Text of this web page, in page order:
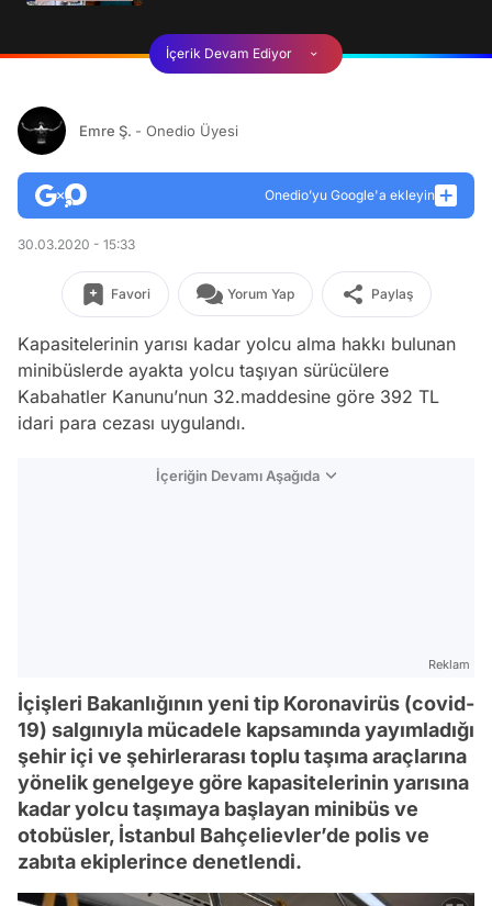
İçerik Devam Ediyor
Emre Ş. - Onedio Üyesi
Onedio’yu Google'a ekleyin
30.03.2020 - 15:33
Favori Yorum Yap Paylaş
Kapasitelerinin yarısı kadar yolcu alma hakkı bulunan
minibüslerde ayakta yolcu taşıyan sürücülere
Kabahatler Kanunu’nun 32.maddesine göre 392 TL
idari para cezası uygulandı.
İçeriğin Devamı Aşağıda
Reklam
İçişleri Bakanlığının yeni tip Koronavirüs (covid-
19) salgınıyla mücadele kapsamında yayımladığı
şehir içi ve şehirlerarası toplu taşıma araçlarına
yönelik genelgeye göre kapasitelerinin yarısına
kadar yolcu taşımaya başlayan minibüs ve
otobüsler, İstanbul Bahçelievler’de polis ve
zabıta ekiplerince denetlendi.